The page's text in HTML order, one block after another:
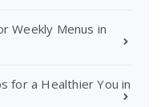
Weekly Menus in
for a Healthier You in